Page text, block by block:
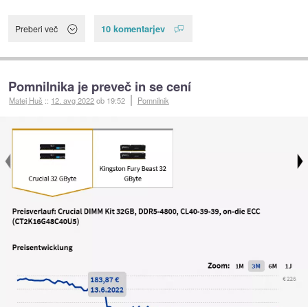
Preberi več 10 komentarjev
Pomnilnika je preveč in se cení
Matej Huš :: 12. avg 2022ob 19:52 Pomnilnik